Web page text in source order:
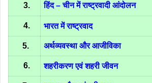
3. हिंद – चीन में राष्ट्रवादी आंदोलन
4. भारत में राष्ट्रवाद
5. अर्थव्यवस्था और आजीविका
6. शहरीकरण एवं शहरी जीवन